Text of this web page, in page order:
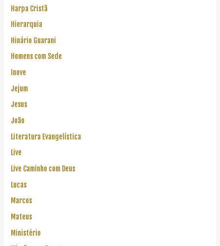
Harpa Cristã
Hierarquia
Hinário Guarani
Homens com Sede
Inove
Jejum
Jesus
João
Literatura Evangelística
Live
Live Caminho com Deus
Lucas
Marcos
Mateus
Ministério